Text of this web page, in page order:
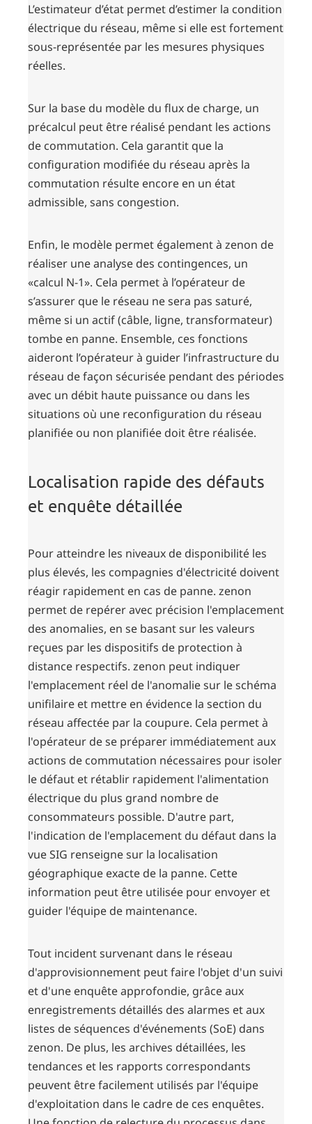
L’estimateur d’état permet d’estimer la condition
électrique du réseau, même si elle est fortement
sous-représentée par les mesures physiques
réelles.
Sur la base du modèle du flux de charge, un
précalcul peut être réalisé pendant les actions
de commutation. Cela garantit que la
configuration modifiée du réseau après la
commutation résulte encore en un état
admissible, sans congestion.
Enfin, le modèle permet également à zenon de
réaliser une analyse des contingences, un
«calcul N-1». Cela permet à l’opérateur de
s’assurer que le réseau ne sera pas saturé,
même si un actif (câble, ligne, transformateur)
tombe en panne. Ensemble, ces fonctions
aideront l’opérateur à guider l’infrastructure du
réseau de façon sécurisée pendant des périodes
avec un débit haute puissance ou dans les
situations où une reconfiguration du réseau
planifiée ou non planifiée doit être réalisée.
Localisation rapide des défauts
et enquête détaillée
Pour atteindre les niveaux de disponibilité les
plus élevés, les compagnies d'électricité doivent
réagir rapidement en cas de panne. zenon
permet de repérer avec précision l'emplacement
des anomalies, en se basant sur les valeurs
reçues par les dispositifs de protection à
distance respectifs. zenon peut indiquer
l'emplacement réel de l'anomalie sur le schéma
unifilaire et mettre en évidence la section du
réseau affectée par la coupure. Cela permet à
l'opérateur de se préparer immédiatement aux
actions de commutation nécessaires pour isoler
le défaut et rétablir rapidement l'alimentation
électrique du plus grand nombre de
consommateurs possible. D'autre part,
l'indication de l'emplacement du défaut dans la
vue SIG renseigne sur la localisation
géographique exacte de la panne. Cette
information peut être utilisée pour envoyer et
guider l'équipe de maintenance.
Tout incident survenant dans le réseau
d'approvisionnement peut faire l'objet d'un suivi
et d'une enquête approfondie, grâce aux
enregistrements détaillés des alarmes et aux
listes de séquences d'événements (SoE) dans
zenon. De plus, les archives détaillées, les
tendances et les rapports correspondants
peuvent être facilement utilisés par l'équipe
d'exploitation dans le cadre de ces enquêtes.